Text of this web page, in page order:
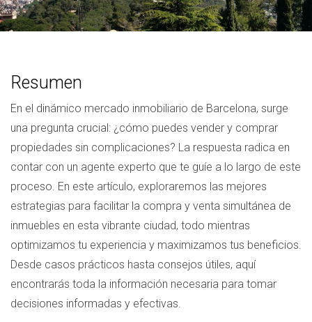
Resumen
En el dinámico mercado inmobiliario de Barcelona, surge
una pregunta crucial: ¿cómo puedes vender y comprar
propiedades sin complicaciones? La respuesta radica en
contar con un agente experto que te guíe a lo largo de este
proceso. En este artículo, exploraremos las mejores
estrategias para facilitar la compra y venta simultánea de
inmuebles en esta vibrante ciudad, todo mientras
optimizamos tu experiencia y maximizamos tus beneficios.
Desde casos prácticos hasta consejos útiles, aquí
encontrarás toda la información necesaria para tomar
decisiones informadas y efectivas.